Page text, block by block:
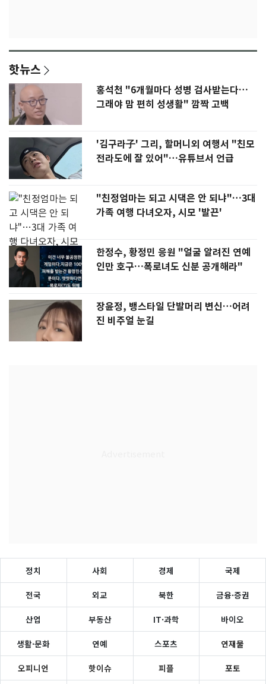
핫뉴스
홍석천 "6개월마다 성병 검사받는다…
그래야 맘 편히 성생활" 깜짝 고백
'김구라子' 그리, 할머니외 여행서 "친모
전라도에 잘 있어"…유튜브서 언급
"친정엄마는 되고 시댁은 안 되냐"…3대
가족 여행 다녀오자, 시모 '발끈'
한정수, 황정민 응원 "얼굴 알려진 연예
인만 호구…폭로녀도 신분 공개해라"
장윤정, 뱅스타일 단발머리 변신…어려
진 비주얼 눈길
정치 사회 경제 국제
전국 외교 북한 금융·증권
산업 부동산 IT·과학 바이오
생활·문화 연예 스포츠 연재물
오피니언 핫이슈 피플 포토